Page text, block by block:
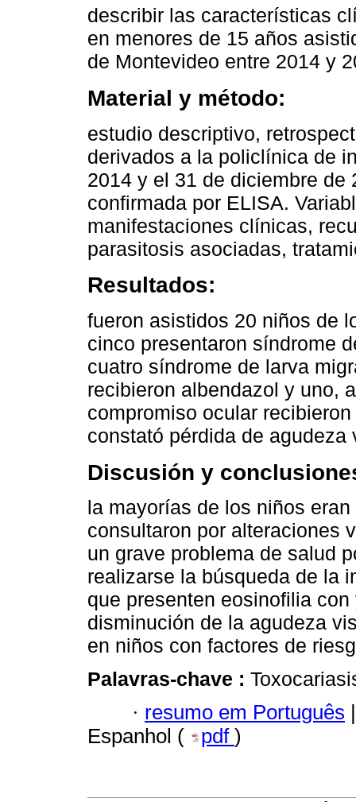
describir las características
en menores de 15 años
de Montevideo entre 2014 y
Material y método:
estudio descriptivo,
derivados a la policlínica de
2014 y el 31 de diciembre
confirmada por ELISA.
manifestaciones clínicas,
parasitosis asociadas,
Resultados:
fueron asistidos 20 niños de
cinco presentaron síndrome
cuatro síndrome de larva
recibieron albendazol y uno,
compromiso ocular
constató pérdida de
Discusión y
la mayorías de los niños
consultaron por alteraciones
un grave problema de salud
realizarse la búsqueda de la
que presenten eosinofilia
disminución de la agudeza
en niños con factores de
Palavras-chave :
· resumo em Português
Espanhol (
pdf )